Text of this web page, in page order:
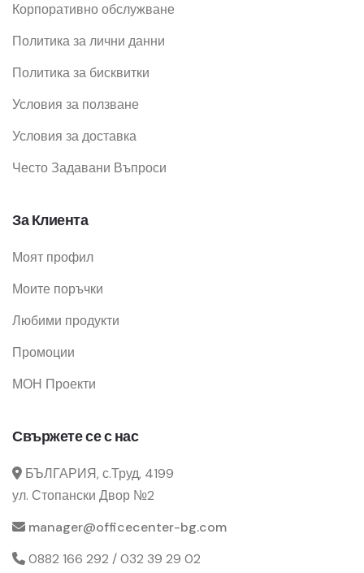
Корпоративно обслужване
Политика за лични данни
Политика за бисквитки
Условия за ползване
Условия за доставка
Често Задавани Въпроси
За Клиента
Моят профил
Моите поръчки
Любими продукти
Промоции
МОН Проекти
Свържете се с нас
БЪЛГАРИЯ, с.Труд, 4199
ул. Стопански Двор №2
manager@officecenter-bg.com
0882 166 292 / 032 39 29 02